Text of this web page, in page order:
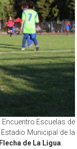
Escuelas de
Municipal de la
Flecha de La Ligua.